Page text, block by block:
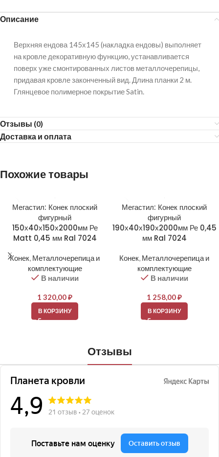
Описание
Верхняя ендова 145х145 (накладка ендовы) выполняет
на кровле декоративную функцию, устанавливается
поверх уже смонтированных листов металлочерепицы,
придавая кровле законченный вид. Длина планки 2 м.
Глянцевое полимерное покрытие Satin.
Отзывы (0)
Доставка и оплата
Похожие товары
Мегастил: Конек плоский
фигурный
150х40х150х2000мм Ре
Matt 0,45 мм Ral 7024
Конек, Металлочерепица и
комплектующие
В наличии
1 320,00₽
В КОРЗИНУ
Мегастил: Конек плоский
фигурный
190х40х190х2000мм Ре 0,45
мм Ral 7024
Конек, Металлочерепица и
комплектующие
В наличии
1 258,00₽
В КОРЗИНУ
Отзывы